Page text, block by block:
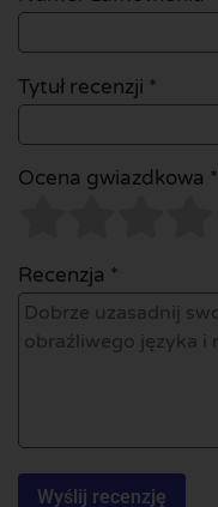
Tytuł recenzji *
Ocena gwiazdkowa *
Recenzja *